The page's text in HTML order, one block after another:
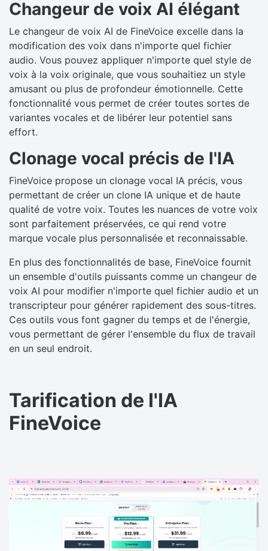
Changeur de voix AI élégant
Le changeur de voix AI de FineVoice excelle dans la
modification des voix dans n'importe quel fichier
audio. Vous pouvez appliquer n'importe quel style de
voix à la voix originale, que vous souhaitiez un style
amusant ou plus de profondeur émotionnelle. Cette
fonctionnalité vous permet de créer toutes sortes de
variantes vocales et de libérer leur potentiel sans
effort.
Clonage vocal précis de l'IA
FineVoice propose un clonage vocal IA précis, vous
permettant de créer un clone IA unique et de haute
qualité de votre voix. Toutes les nuances de votre voix
sont parfaitement préservées, ce qui rend votre
marque vocale plus personnalisée et reconnaissable.
En plus des fonctionnalités de base, FineVoice fournit
un ensemble d'outils puissants comme un changeur de
voix AI pour modifier n'importe quel fichier audio et un
transcripteur pour générer rapidement des sous-titres.
Ces outils vous font gagner du temps et de l'énergie,
vous permettant de gérer l'ensemble du flux de travail
en un seul endroit.
Tarification de l'IA
FineVoice